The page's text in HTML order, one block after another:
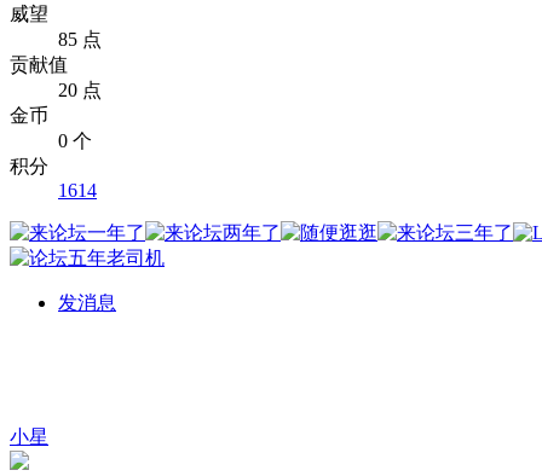
威望
85 点
贡献值
20 点
金币
0 个
积分
1614
发消息
小星